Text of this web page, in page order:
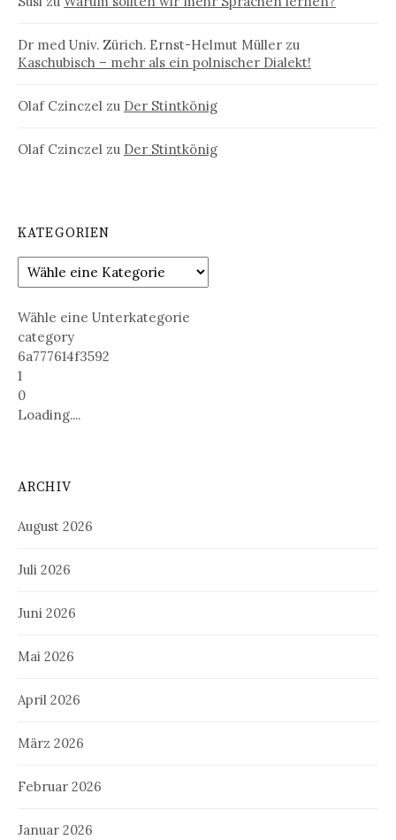
Dr med Univ. Zürich. Ernst-Helmut Müller zu
Kaschubisch – mehr als ein polnischer Dialekt!
Olaf Czinczel zu Der Stintkönig
Olaf Czinczel zu Der Stintkönig
KATEGORIEN
Wähle eine Unterkategorie
category
6a777614f3592
1
0
Loading....
ARCHIV
August 2026
Juli 2026
Juni 2026
Mai 2026
April 2026
März 2026
Februar 2026
Januar 2026